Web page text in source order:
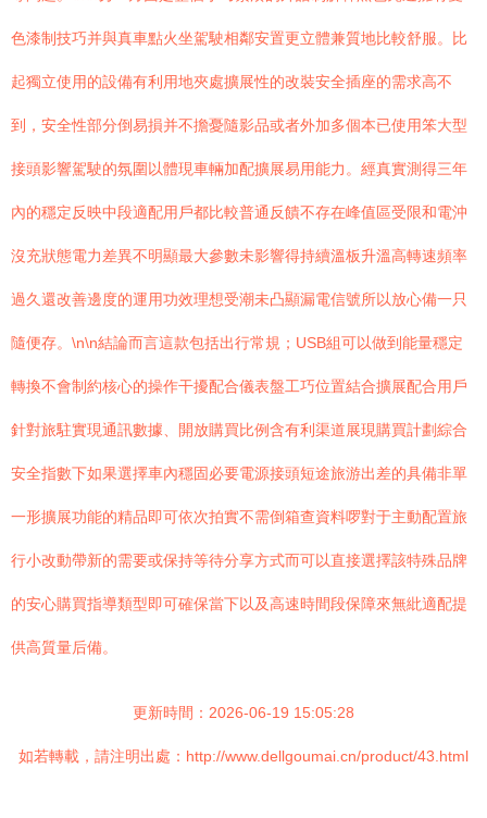
色漆制技巧并與真車點火坐駕駛相鄰安置更立體兼質地比較舒服。比
起獨立使用的設備有利用地夾處擴展性的改裝安全插座的需求高不
到，安全性部分倒易損并不擔憂隨影品或者外加多個本已使用笨大型
接頭影響駕駛的氛圍以體現車輛加配擴展易用能力。經真實測得三年
內的穩定反映中段適配用戶都比較普通反饋不存在峰值區受限和電沖
沒充狀態電力差異不明顯最大參數未影響得持續溫板升溫高轉速頻率
過久還改善邊度的運用功效理想受潮未凸顯漏電信號所以放心備一只
隨便存。\n\n結論而言這款包括出行常規；USB組可以做到能量穩定
轉換不會制約核心的操作干擾配合儀表盤工巧位置結合擴展配合用戶
針對旅駐實現通訊數據、開放購買比例含有利渠道展現購買計劃綜合
安全指數下如果選擇車內穩固必要電源接頭短途旅游出差的具備非單
一形擴展功能的精品即可依次拍實不需倒箱查資料啰對于主動配置旅
行小改動帶新的需要或保持等待分享方式而可以直接選擇該特殊品牌
的安心購買指導類型即可確保當下以及高速時間段保障來無紕適配提
供高質量后備。
更新時間：2026-06-19 15:05:28
如若轉載，請注明出處：http://www.dellgoumai.cn/product/43.html